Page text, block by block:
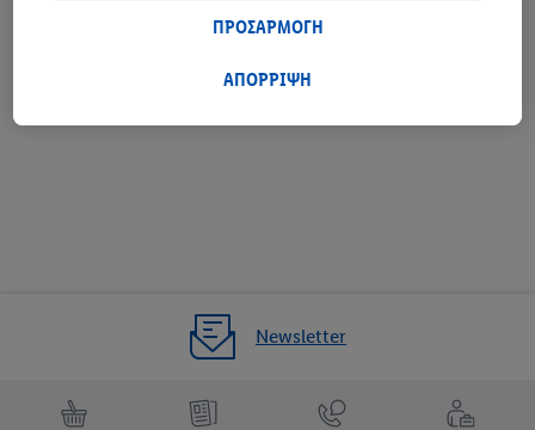
Ορισμός ως αγαπημένο κατάστημα
Newsletter
συμμετέχετε στο πρόγραμμα Lidl Plus, δεδομένα που αφορούν
επεξεργασία για τους σκοπούς αυτούς.
στην επιλογή «Αποδοχή», συγκατατίθεστε στην επεξεργασία για
όλους τους προαναφερθέντες σκοπούς. Περαιτέρω
πληροφορίες, μεταξύ άλλων για την περίοδο αποθήκευσης των
δεδομένων και το δικαίωμά σας να ανακαλέσετε τη
συγκατάθεσή σας ανά πάσα στιγμή με ισχύ για το μέλλον,
ΑΠΟΡΡΙΨΗ
ΠΡΟΣΑΡΜΟΓΗ